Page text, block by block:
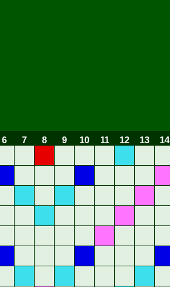
6 7 8 9 10 11 12 13 14